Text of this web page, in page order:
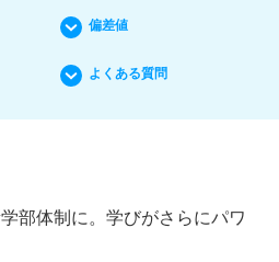
偏差値
よくある質問
部体制に。学びがさらにパワ